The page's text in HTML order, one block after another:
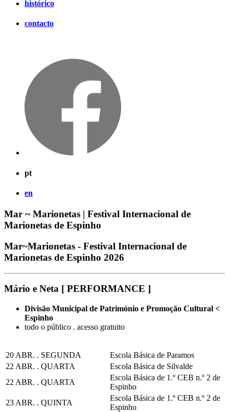
histórico
contacto
pt
en
Mar ~ Marionetas | Festival Internacional de
Marionetas de Espinho
Mar~Marionetas - Festival Internacional de
Marionetas de Espinho 2026
Mário e Neta [ PERFORMANCE ]
Divisão Municipal de Património e Promoção Cultural <
Espinho
todo o público . acesso gratuito
20 ABR. . SEGUNDA
Escola Básica de Paramos
22 ABR. . QUARTA
Escola Básica de Silvalde
22 ABR. . QUARTA
Escola Básica de 1.º CEB n.º 2 de
Espinho
23 ABR. . QUINTA
Escola Básica de 1.º CEB n.º 2 de
Espinho